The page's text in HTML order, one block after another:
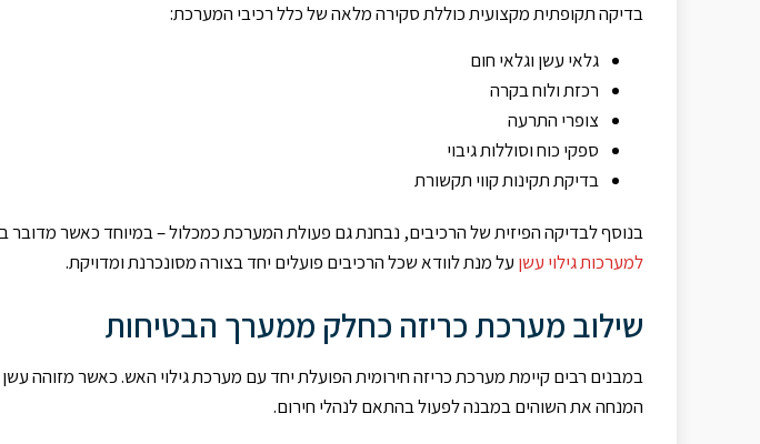
בדיקה תקופתית מקצועית כוללת סקירה מלאה של כלל רכיבי המערכת:
גלאי עשן וגלאי חום
רכזת ולוח בקרה
צופרי התרעה
ספקי כוח וסוללות גיבוי
בדיקת תקינות קווי תקשורת
בנוסף לבדיקה הפיזית של הרכיבים, נבחנת גם פעולת המערכת כמכלול – במיוחד כאשר מדובר
למערכות גילוי עשן על מנת לוודא שכל הרכיבים פועלים יחד בצורה מסונכרנת ומדויקת.
שילוב מערכת כריזה כחלק ממערך הבטיחות
במבנים רבים קיימת מערכת כריזה חירומית הפועלת יחד עם מערכת גילוי האש. כאשר מזוהה
המנחה את השוהים במבנה לפעול בהתאם לנהלי חירום.